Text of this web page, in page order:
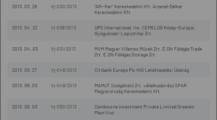
2013. 03. 29 Vj-030/2013
"Alfi-Ker" Kereskedelmi Kft. Arzenál-Délker
Kereskedelmi Kft.
2013. 04. 22 Vj-038/2013
UPS International, Inc. CEMELOG Közép-Európai
Gyógyászati Logisztikai Zrt.
2013. 04. 03 Vj-031/2013
MVM Magyar Villamos Művek Zrt. E.ON Földgáz Trade
Zrt. E.ON Földgáz Storage Zrt.
2013. 05. 27 Vj-046/2013 Citibank Europe Plc ING Letétkezelési Üzletág
2013. 06. 03 Vj-049/2013
MAMUT Szolgáltató Zrt. vállalkozásrész SPAR
Magyarország Kereskedelmi Kft.
2013. 06. 03 Vj-050/2013
Cambourne Investment Private Limited Greenko
Mauritius